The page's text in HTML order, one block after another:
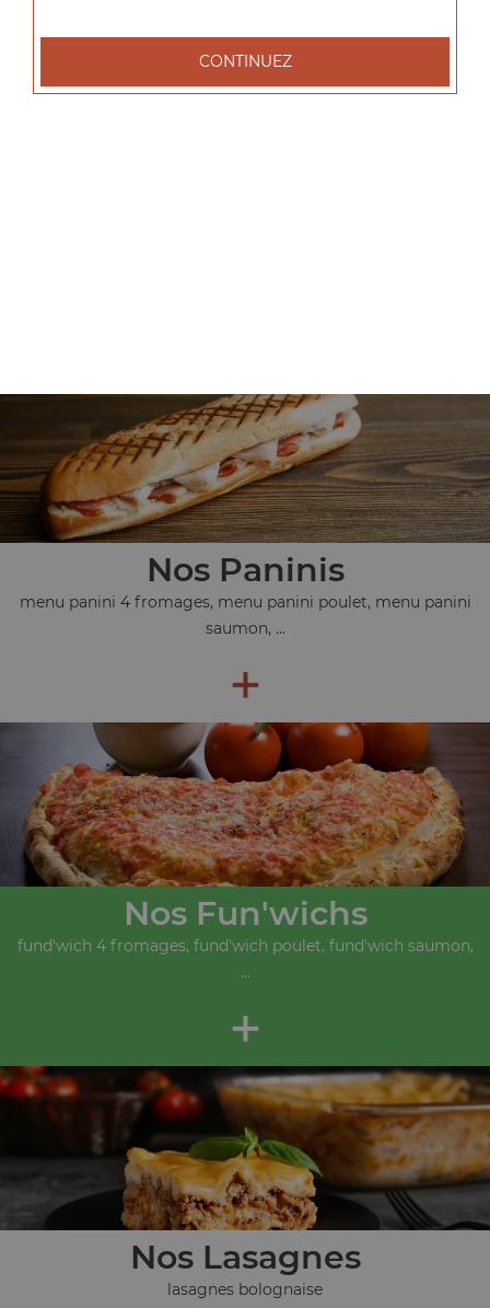
+
Nos Paninis
menu panini 4 fromages, menu panini poulet, menu panini
saumon, ...
+
Nos Fun'wichs
fund'wich 4 fromages, fund'wich poulet, fund'wich saumon,
...
+
Nos Lasagnes
lasagnes bolognaise
CONTINUEZ